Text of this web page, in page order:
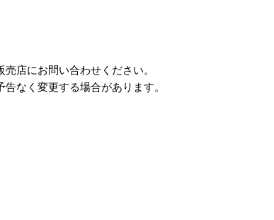
店にお問い合わせください。
なく変更する場合があります。